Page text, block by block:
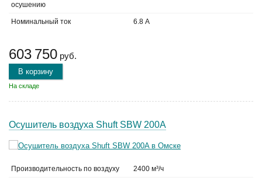
осушению
Номинальный ток 6.8 А
603 750 руб.
В корзину
На складе
Осушитель воздуха Shuft SBW 200A
Производительность по воздуху 2400 м³/ч